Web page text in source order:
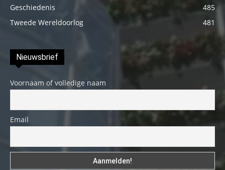
Geschiedenis
485
Tweede Wereldoorlog
481
Nieuwsbrief
Voornaam of volledige naam
Email